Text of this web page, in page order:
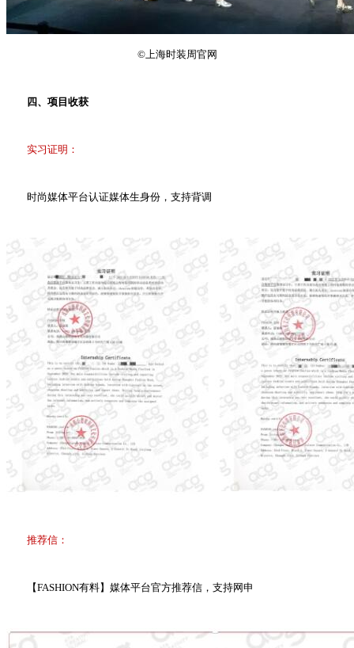
©上海时装周官网
四、项目收获
实习证明：
时尚媒体平台认证媒体生身份，支持背调
推荐信：
【FASHION有料】媒体平台官方推荐信，支持网申